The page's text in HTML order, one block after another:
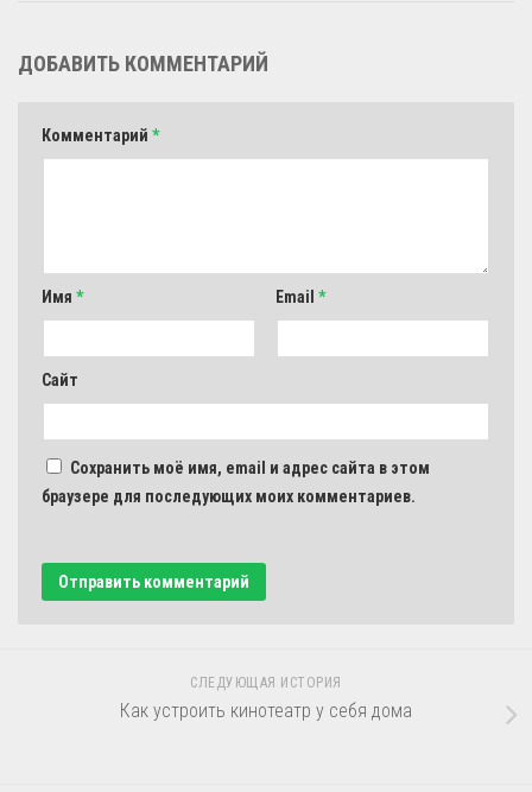
ДОБАВИТЬ КОММЕНТАРИЙ
Комментарий *
Имя * Email *
Сайт
Сохранить моё имя, email и адрес сайта в этом
браузере для последующих моих комментариев.
СЛЕДУЮЩАЯ ИСТОРИЯ
Как устроить кинотеатр у себя дома